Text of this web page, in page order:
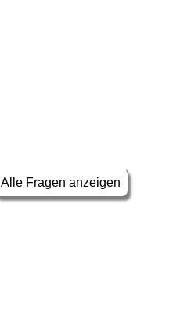
Alle Fragen anzeigen